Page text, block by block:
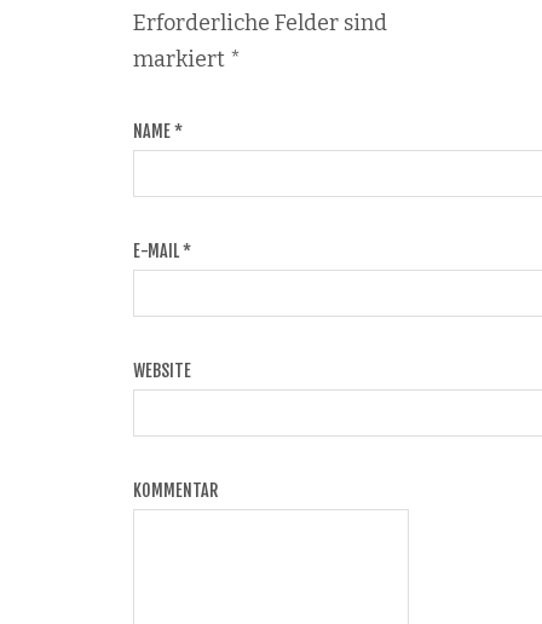
Erforderliche Felder sind
markiert *
NAME*
E-MAIL*
WEBSITE
KOMMENTAR